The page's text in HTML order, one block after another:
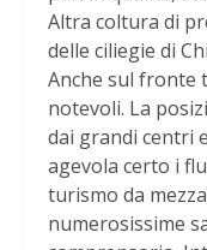
Altra coltura di
delle ciliegie di
Anche sul fronte
notevoli. La
dai grandi centri
agevola certo i
turismo da
numerosissime